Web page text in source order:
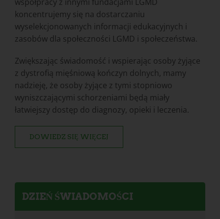
koncentrujemy się na dostarczaniu
wyselekcjonowanych informacji edukacyjnych i
zasobów dla społeczności LGMD i społeczeństwa.
Zwiększając świadomość i wspierając osoby żyjące
z dystrofią mięśniową kończyn dolnych, mamy
nadzieję, że osoby żyjące z tymi stopniowo
wyniszczającymi schorzeniami będą miały
łatwiejszy dostęp do diagnozy, opieki i leczenia.
DOWIEDZ SIĘ WIĘCEJ
DZIEŃ ŚWIADOMOŚCI